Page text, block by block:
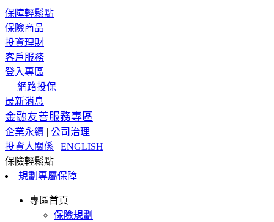
保障輕鬆點
保險商品
投資理財
客戶服務
登入專區
網路投保
最新消息
金融友善服務專區
企業永續 | 公司治理
投資人關係 | ENGLISH
保險輕鬆點
規劃專屬保障
專區首頁
保險規劃